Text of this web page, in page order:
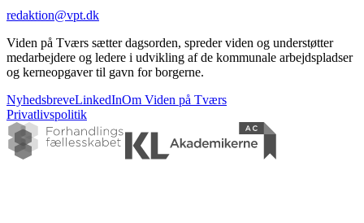
redaktion@vpt.dk
Viden på Tværs sætter dagsorden, spreder viden og understøtter
medarbejdere og ledere i udvikling af de kommunale arbejdspladser
og kerneopgaver til gavn for borgerne.
NyhedsbreveLinkedInOm Viden på Tværs
Privatlivspolitik